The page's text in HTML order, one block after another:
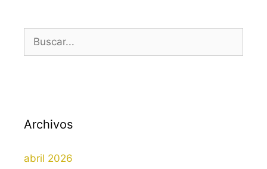
Archivos
abril 2026